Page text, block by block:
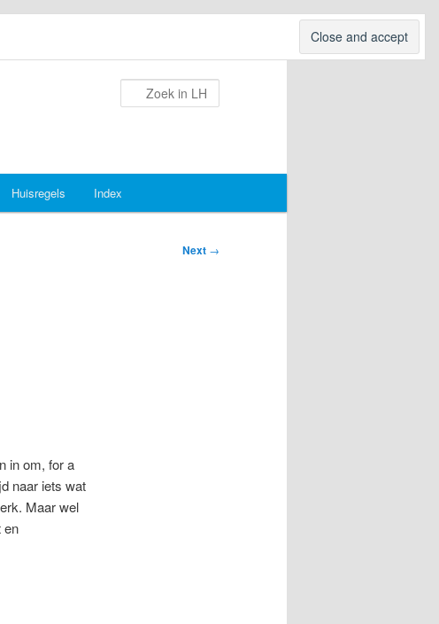
Huisregels Index
Next →
in om, for a
naar iets wat
Maar wel
en